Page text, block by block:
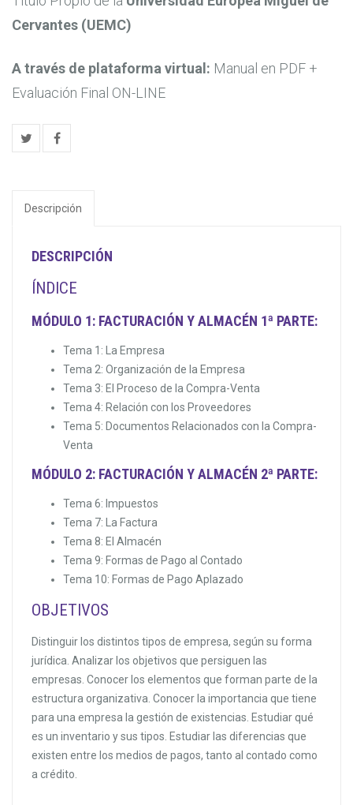
era:
95,00€.50,00€.
Cervantes (UEMC)
A través de plataforma virtual: Manual en PDF +
Evaluación Final ON-LINE
Descripción
DESCRIPCIÓN
ÍNDICE
MÓDULO 1: FACTURACIÓN Y ALMACÉN 1ª PARTE:
Tema 1: La Empresa
Tema 2: Organización de la Empresa
Tema 3: El Proceso de la Compra-Venta
Tema 4: Relación con los Proveedores
Tema 5: Documentos Relacionados con la Compra-
Venta
MÓDULO 2: FACTURACIÓN Y ALMACÉN 2ª PARTE:
Tema 6: Impuestos
Tema 7: La Factura
Tema 8: El Almacén
Tema 9: Formas de Pago al Contado
Tema 10: Formas de Pago Aplazado
OBJETIVOS
Distinguir los distintos tipos de empresa, según su forma
jurídica. Analizar los objetivos que persiguen las
empresas. Conocer los elementos que forman parte de la
estructura organizativa. Conocer la importancia que tiene
para una empresa la gestión de existencias. Estudiar qué
es un inventario y sus tipos. Estudiar las diferencias que
existen entre los medios de pagos, tanto al contado como
a crédito.